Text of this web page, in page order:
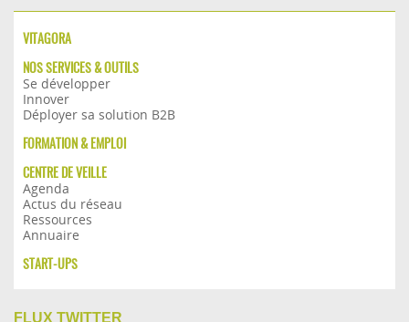
VITAGORA
NOS SERVICES & OUTILS
Se développer
Innover
Déployer sa solution B2B
FORMATION & EMPLOI
CENTRE DE VEILLE
Agenda
Actus du réseau
Ressources
Annuaire
START-UPS
FLUX TWITTER